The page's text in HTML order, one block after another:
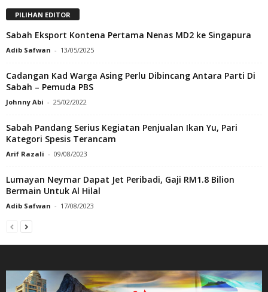
PILIHAN EDITOR
Sabah Eksport Kontena Pertama Nenas MD2 ke Singapura
Adib Safwan - 13/05/2025
Cadangan Kad Warga Asing Perlu Dibincang Antara Parti Di
Sabah – Pemuda PBS
Johnny Abi - 25/02/2022
Sabah Pandang Serius Kegiatan Penjualan Ikan Yu, Pari
Kategori Spesis Terancam
Arif Razali - 09/08/2023
Lumayan Neymar Dapat Jet Peribadi, Gaji RM1.8 Bilion
Bermain Untuk Al Hilal
Adib Safwan - 17/08/2023